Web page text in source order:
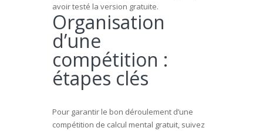
avoir testé la version gratuite.
Organisation
d’une
compétition :
étapes clés
Pour garantir le bon déroulement d’une
compétition de calcul mental gratuit, suivez